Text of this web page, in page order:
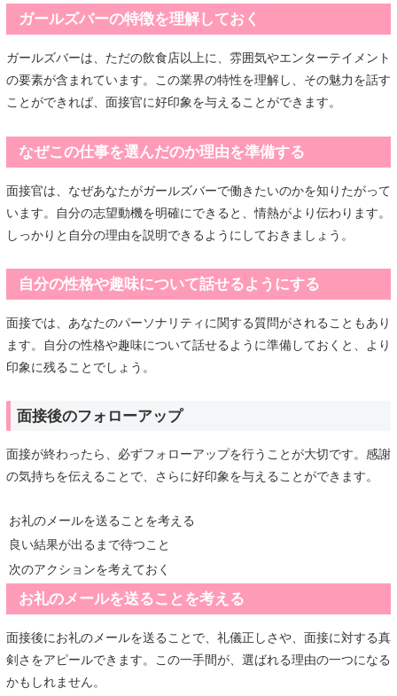
ガールズバーの特徴を理解しておく
ガールズバーは、ただの飲食店以上に、雰囲気やエンターテイメント
の要素が含まれています。この業界の特性を理解し、その魅力を話す
ことができれば、面接官に好印象を与えることができます。
なぜこの仕事を選んだのか理由を準備する
面接官は、なぜあなたがガールズバーで働きたいのかを知りたがって
います。自分の志望動機を明確にできると、情熱がより伝わります。
しっかりと自分の理由を説明できるようにしておきましょう。
自分の性格や趣味について話せるようにする
面接では、あなたのパーソナリティに関する質問がされることもあり
ます。自分の性格や趣味について話せるように準備しておくと、より
印象に残ることでしょう。
面接後のフォローアップ
面接が終わったら、必ずフォローアップを行うことが大切です。感謝
の気持ちを伝えることで、さらに好印象を与えることができます。
お礼のメールを送ることを考える
良い結果が出るまで待つこと
次のアクションを考えておく
お礼のメールを送ることを考える
面接後にお礼のメールを送ることで、礼儀正しさや、面接に対する真
剣さをアピールできます。この一手間が、選ばれる理由の一つになる
かもしれません。